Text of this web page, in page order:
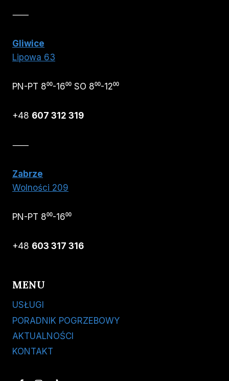
⸺
Gliwice
Lipowa 63
PN-PT 8⁰⁰-16⁰⁰ SO 8⁰⁰-12⁰⁰
+48 607 312 319
⸺
Zabrze
Wolności 209
PN-PT 8⁰⁰-16⁰⁰
+48 603 317 316
MENU
USŁUGI
PORADNIK POGRZEBOWY
AKTUALNOŚCI
KONTAKT